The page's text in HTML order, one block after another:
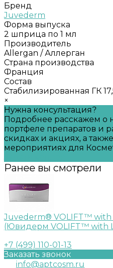
Бренд
Juvederm
Форма выпуска
2 шприца по 1 мл
Производитель
Allergan / Аллерган
Страна производства
Франция
Состав
Стабилизированная ГК
×
Нужна консультация?
Подробнее расскажем о
портфеле препаратов и
скидках и акциях, а
мероприятиях для
Ранее вы смотрели
Juvederm® VOLIFT™
(Ювидерм VOLIFT™ with
+7 (499) 110-01-13
Заказать звонок
info@aptcosm.ru